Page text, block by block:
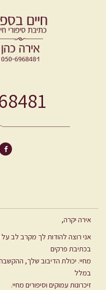
אירה יקרה,
אני רוצה להודות לך מקרב לב על
בכתיבת פרקים
מחיי. יכולת הדיבוב שלך,
במלל
זיכרונות עמוקים וסיפורים מחיי.